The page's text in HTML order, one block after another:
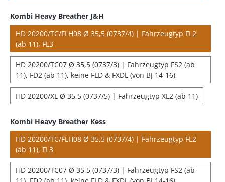
Kombi Heavy Breather J&H
HD 20200/TC/FLH08 Ø 35,5 (0737/4) | Fahrzeugtyp FL2
(ab 11), FL3
HD 20200/TC07 Ø 35,5 (0737/3) | Fahrzeugtyp FS2 (ab
11), FD2 (ab 11), keine FLD & FXDL (von BJ 14-16)
HD 20200/XL Ø 35,5 (0737/5) | Fahrzeugtyp XL2 (ab 11)
Kombi Heavy Breather Kess
HD 20200/TC/FLH08 Ø 35,5 (0737/4) | Fahrzeugtyp FL2
(ab 11), FL3
HD 20200/TC07 Ø 35,5 (0737/3) | Fahrzeugtyp FS2 (ab